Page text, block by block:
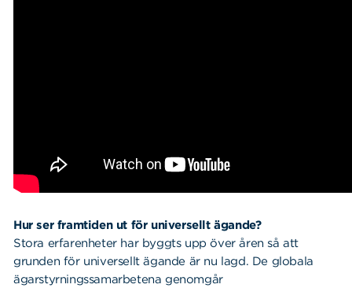
Hur ser framtiden ut för universellt ägande?
Stora erfarenheter har byggts upp över åren så att
grunden för universellt ägande är nu lagd. De globala
ägarstyrningssamarbetena genomgår